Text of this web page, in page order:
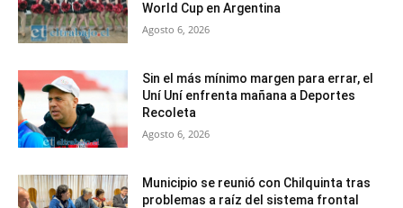
World Cup en Argentina
Agosto 6, 2026
Sin el más mínimo margen para errar, el
Uní Uní enfrenta mañana a Deportes
Recoleta
Agosto 6, 2026
Municipio se reunió con Chilquinta tras
problemas a raíz del sistema frontal